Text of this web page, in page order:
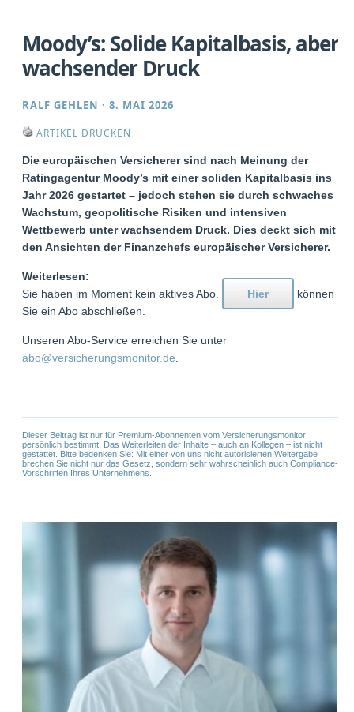
Moody’s: Solide Kapitalbasis, aber
wachsender Druck
RALF GEHLEN ·8. MAI 2026
ARTIKEL DRUCKEN
Die europäischen Versicherer sind nach Meinung der
Ratingagentur Moody’s mit einer soliden Kapitalbasis ins
Jahr 2026 gestartet – jedoch stehen sie durch schwaches
Wachstum, geopolitische Risiken und intensiven
Wettbewerb unter wachsendem Druck. Dies deckt sich mit
den Ansichten der Finanzchefs europäischer Versicherer.
Weiterlesen:
Sie haben im Moment kein aktives Abo.
Hier
können
Sie ein Abo abschließen.
Unseren Abo-Service erreichen Sie unter
abo@versicherungsmonitor.de
Dieser Beitrag ist nur für Premium-Abonnenten vom Versicherungsmonitor
persönlich bestimmt. Das Weiterleiten der Inhalte – auch an Kollegen – ist nicht
gestattet. Bitte bedenken Sie: Mit einer von uns nicht autorisierten Weitergabe
brechen Sie nicht nur das Gesetz, sondern sehr wahrscheinlich auch Compliance-
Vorschriften Ihres Unternehmens.